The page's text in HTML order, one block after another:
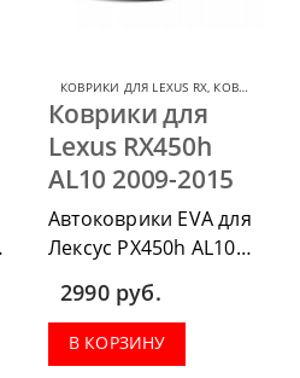
КОВРИКИ ДЛЯ LEXUS RX КОВРИКИ ДЛЯ LEXUS
Коврики для
Lexus RX450h
AL10 2009-2015
Автоковрики EVA для
Лексус РХ450h AL10
приобрести в
комплектации:
водительский коврик,
2990 руб.
В КОРЗИНУ